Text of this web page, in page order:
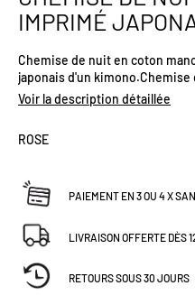
au
début
la
Galerie
d’images
IMPRIMÉ
Chemise de nuit en coton
japonais d'un
plusieurs coloris.
Voir la description détaillée
ROSE
PAIEMENT EN 3 OU 4 X
LIVRAISON OFFERTE DÈS
RETOURS SOUS 30 JOURS